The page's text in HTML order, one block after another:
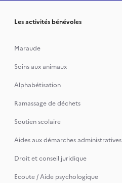
Les activités bénévoles
Maraude
Soins aux animaux
Alphabétisation
Ramassage de déchets
Soutien scolaire
Aides aux démarches administratives
Droit et conseil juridique
Ecoute / Aide psychologique